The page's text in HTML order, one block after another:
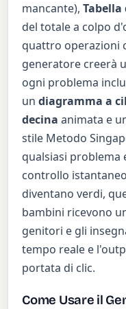
mancante),Tabella
del totale a colpo
quattro operazioni
generatore creerà
ogni problema
undiagramma a
decina animata e
stile Metodo
qualsiasi problema
controllo
diventano verdi,
bambini ricevono
genitori e gli
tempo reale e
portata di clic.
Come Usare il